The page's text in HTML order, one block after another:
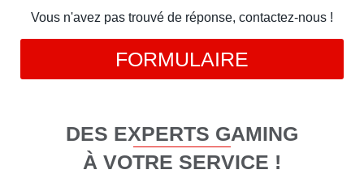
Vous n'avez pas trouvé de réponse, contactez-nous !
FORMULAIRE
DES EXPERTS GAMING
À VOTRE SERVICE !